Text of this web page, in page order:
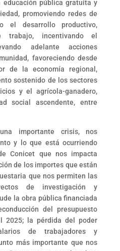
pública gratuita y
promoviendo redes de
el desarrollo productivo,
trabajo, incentivando el
adelante acciones
favoreciendo desde
de la economía regional,
sostenido de los sectores
y el agrícola-ganadero,
social ascendente, entre
una importante crisis, nos
y lo que está ocurriendo
Conicet que nos impacta
de los importes que están
que nos permiten las
de investigación y
la obra pública financiada
del presupuesto
2025; la pérdida del poder
de trabajadores y
más importante que nos